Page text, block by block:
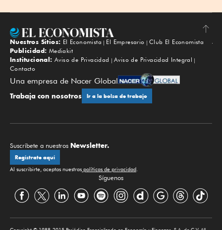
Subir
Nuestros Sitios: El Economista El Empresario
Club El Economista
Publicidad: Mediakit
Institucional: Aviso de Privacidad
Aviso de Privacidad Integral
Contacto
Una empresa de Nacer Global
Trabaja con nosotros Ir a la bolsa de trabajo
Suscríbete a nuestros Newsletter.
Regístrate aquí
Al suscribirte, aceptas nuestras políticas de privacidad.
Síguenos